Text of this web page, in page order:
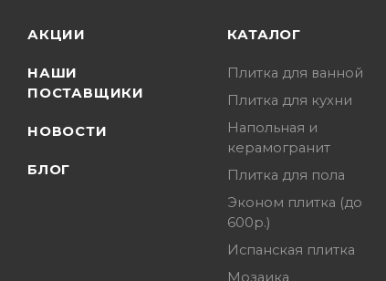
АКЦИИ
НАШИ
ПОСТАВЩИКИ
НОВОСТИ
БЛОГ
КАТАЛОГ
Плитка для ванной
Плитка для кухни
Напольная и
керамогранит
Плитка для пола
Эконом плитка (до
600р.)
Испанская плитка
Мозаика